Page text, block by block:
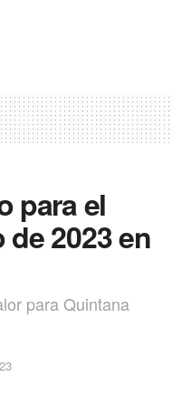
para el
2023 en
para Quintana